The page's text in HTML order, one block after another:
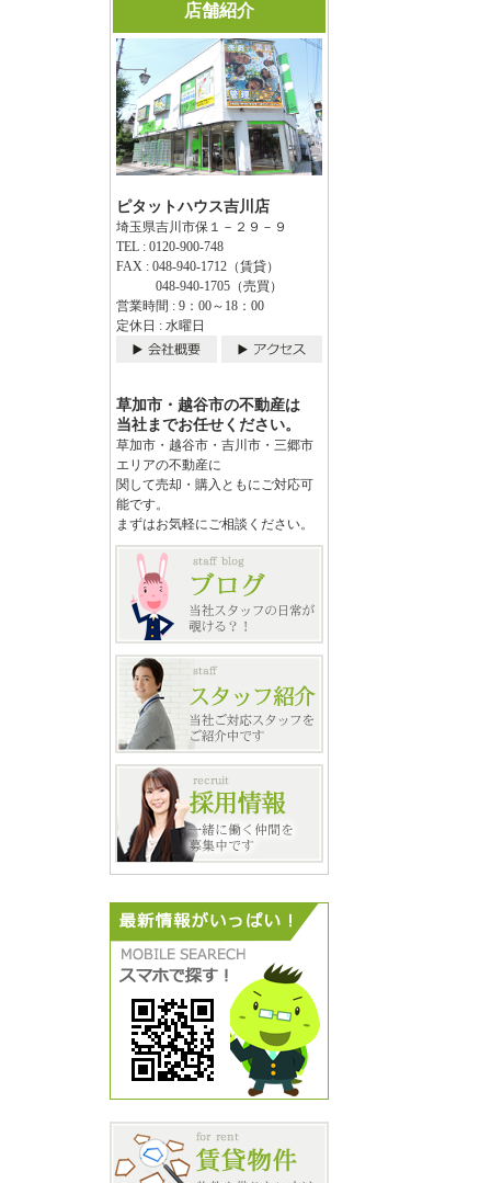
店舗紹介
ピタットハウス吉川店
埼玉県吉川市保１－２９－９
TEL : 0120-900-748
FAX : 048-940-1712（賃貸）
048-940-1705（売買）
営業時間 : 9：00～18：00
定休日 : 水曜日
草加市・越谷市の不動産は
当社までお任せください。
草加市・越谷市・吉川市・三郷市
エリアの不動産に
関して売却・購入ともにご対応可
能です。
まずはお気軽にご相談ください。